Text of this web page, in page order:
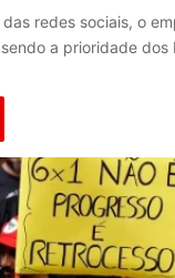
redes sociais, o
a prioridade dos